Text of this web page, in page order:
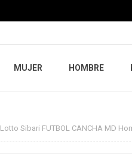
MUJER HOMBRE
Lotto Sibari FUTBOL CANCHA MD